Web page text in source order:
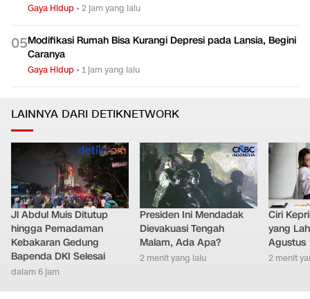
Gaya Hidup •2 jam yang lalu
05Modifikasi Rumah Bisa Kurangi Depresi pada Lansia, Begini
Caranya
Gaya Hidup •1 jam yang lalu
LAINNYA DARI DETIKNETWORK
Jl Abdul Muis Ditutup
hingga Pemadaman
Kebakaran Gedung
Bapenda DKI Selesai
dalam 6 jam
Presiden Ini Mendadak
Dievakuasi Tengah
Malam, Ada Apa?
2 menit yang lalu
Ciri
yang
Agustus
2 menit